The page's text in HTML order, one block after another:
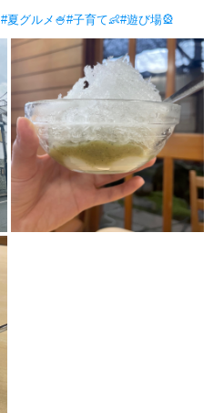
#夏グルメ🍧#子育て👶#遊び場🎡